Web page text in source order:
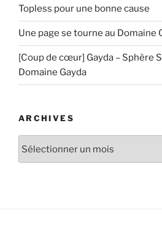
Topless pour une bonne cause
Une page se tourne au Domaine
[Coup de cœur] Gayda – Sphère
Domaine Gayda
ARCHIVES